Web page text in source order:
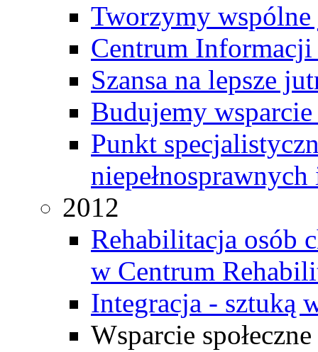
Tworzymy
Centrum Informacji
Szansa na lepsze
Budujemy
Punkt
2012
Rehabilitacja osób
w Centrum
Integracja - sztuką
Wsparcie